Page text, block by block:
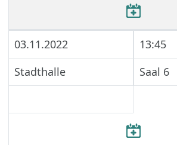
03.11.2022
13:45
Stadthalle
Saal 6